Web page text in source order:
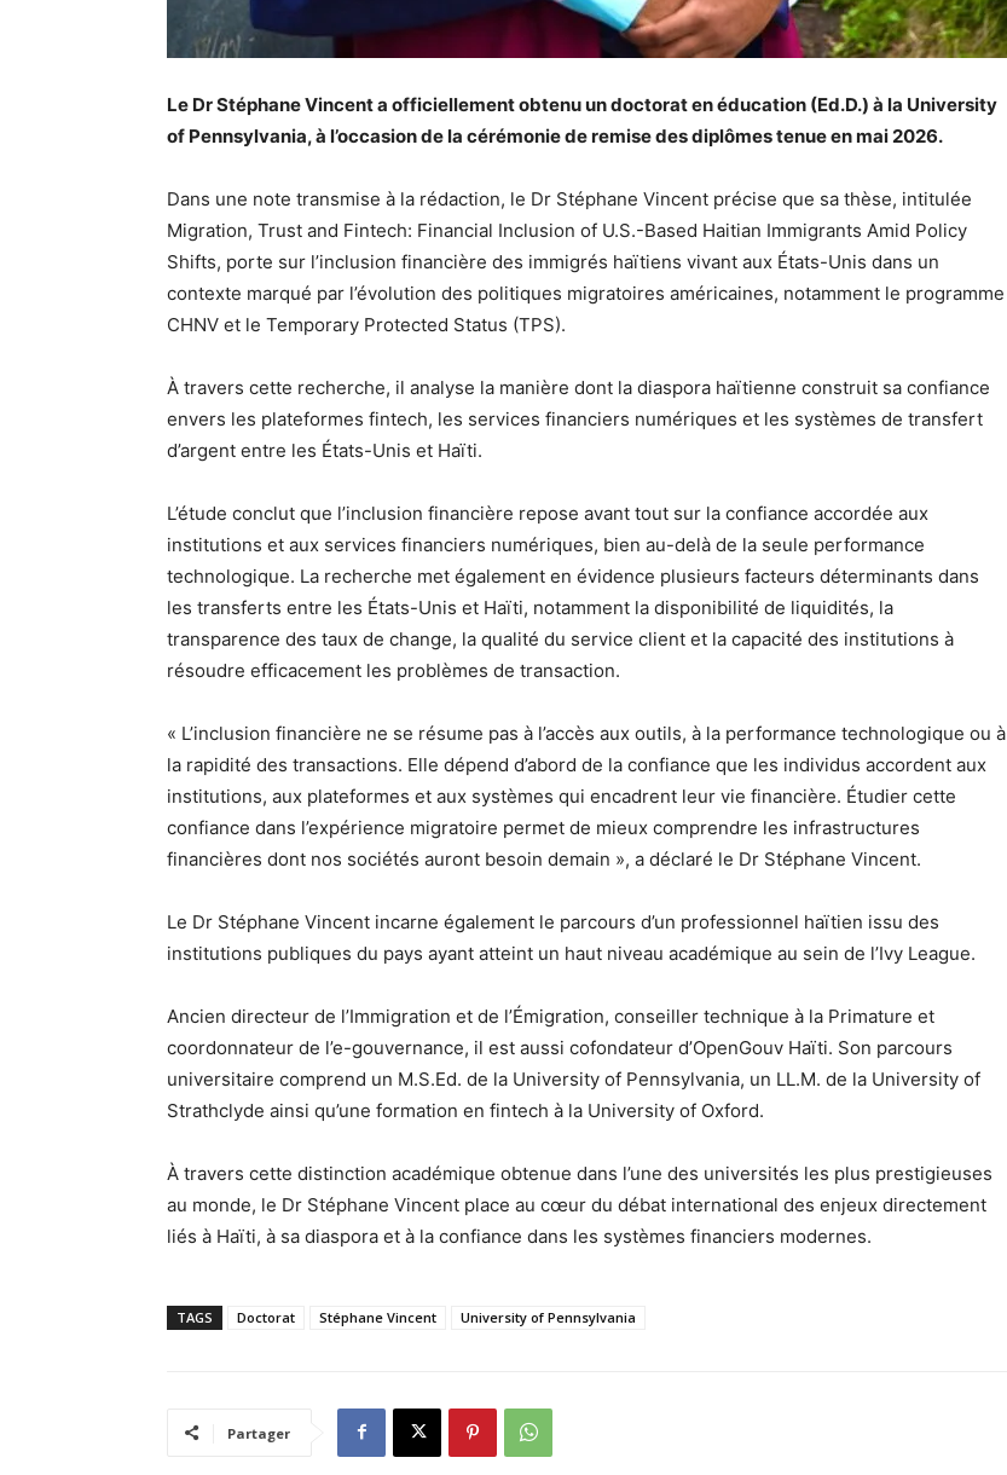
Le Dr Stéphane Vincent a officiellement obtenu un doctorat en éducation (Ed.D.) à la University
of Pennsylvania, à l’occasion de la cérémonie de remise des diplômes tenue en mai 2026.
Dans une note transmise à la rédaction, le Dr Stéphane Vincent précise que sa thèse, intitulée
Migration, Trust and Fintech: Financial Inclusion of U.S.-Based Haitian Immigrants Amid Policy
Shifts, porte sur l’inclusion financière des immigrés haïtiens vivant aux États-Unis dans un
contexte marqué par l’évolution des politiques migratoires américaines, notamment le programme
CHNV et le Temporary Protected Status (TPS).
À travers cette recherche, il analyse la manière dont la diaspora haïtienne construit sa confiance
envers les plateformes fintech, les services financiers numériques et les systèmes de transfert
d’argent entre les États-Unis et Haïti.
L’étude conclut que l’inclusion financière repose avant tout sur la confiance accordée aux
institutions et aux services financiers numériques, bien au-delà de la seule performance
technologique. La recherche met également en évidence plusieurs facteurs déterminants dans
les transferts entre les États-Unis et Haïti, notamment la disponibilité de liquidités, la
transparence des taux de change, la qualité du service client et la capacité des institutions à
résoudre efficacement les problèmes de transaction.
« L’inclusion financière ne se résume pas à l’accès aux outils, à la performance technologique ou à
la rapidité des transactions. Elle dépend d’abord de la confiance que les individus accordent aux
institutions, aux plateformes et aux systèmes qui encadrent leur vie financière. Étudier cette
confiance dans l’expérience migratoire permet de mieux comprendre les infrastructures
financières dont nos sociétés auront besoin demain », a déclaré le Dr Stéphane Vincent.
Le Dr Stéphane Vincent incarne également le parcours d’un professionnel haïtien issu des
institutions publiques du pays ayant atteint un haut niveau académique au sein de l’Ivy League.
Ancien directeur de l’Immigration et de l’Émigration, conseiller technique à la Primature et
coordonnateur de l’e-gouvernance, il est aussi cofondateur d’OpenGouv Haïti. Son parcours
universitaire comprend un M.S.Ed. de la University of Pennsylvania, un LL.M. de la University of
Strathclyde ainsi qu’une formation en fintech à la University of Oxford.
À travers cette distinction académique obtenue dans l’une des universités les plus prestigieuses
au monde, le Dr Stéphane Vincent place au cœur du débat international des enjeux directement
liés à Haïti, à sa diaspora et à la confiance dans les systèmes financiers modernes.
TAGS Doctorat Stéphane Vincent University of Pennsylvania
Partager